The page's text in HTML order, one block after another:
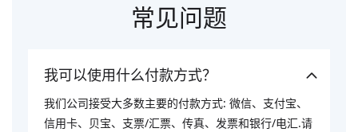
常见问题
我可以使用什么付款方式？
我们公司接受大多数主要的付款方式: 微信、支付宝、
信用卡、贝宝、支票/汇票、传真、发票和银行/电汇.请